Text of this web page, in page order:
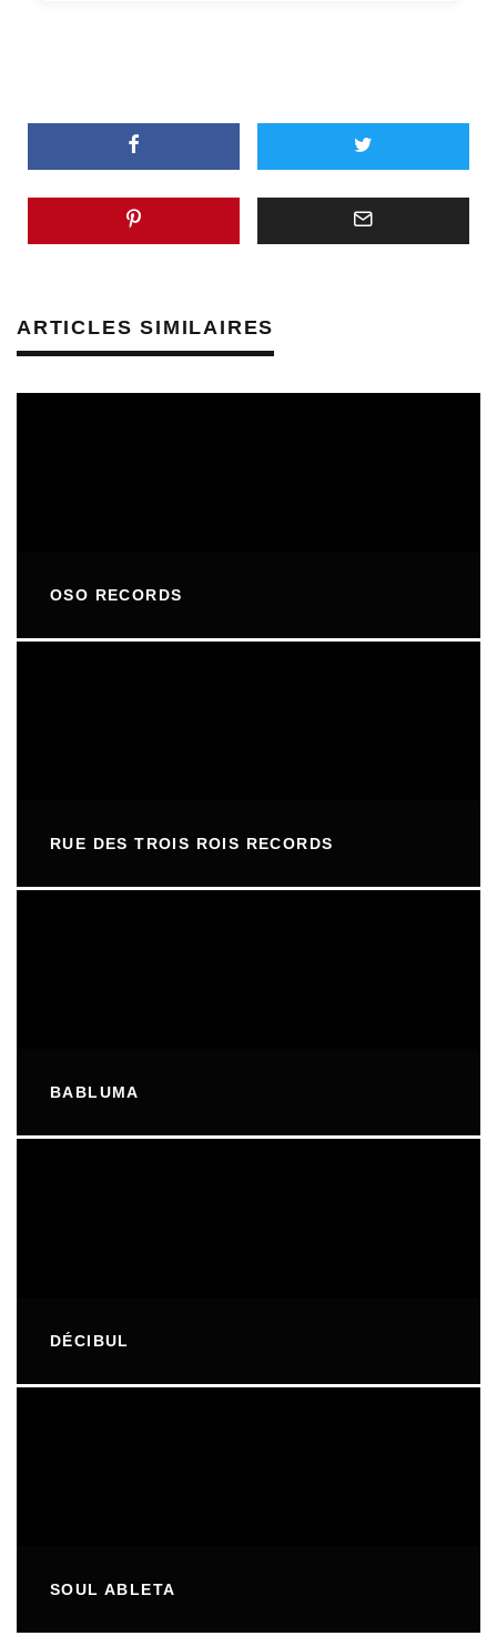
ARTICLES SIMILAIRES
OSO RECORDS
RUE DES TROIS ROIS RECORDS
BABLUMA
DÉCIBUL
SOUL ABLETA